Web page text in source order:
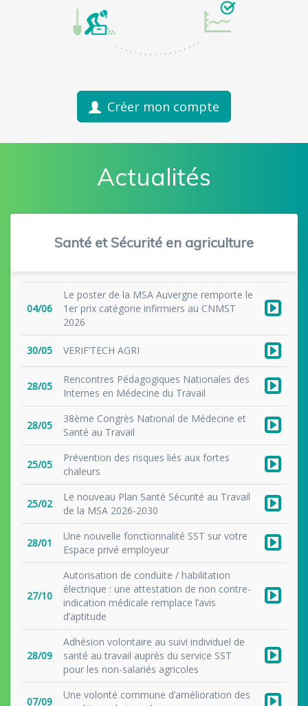
Créer mon compte
Actualités
Santé et Sécurité en agriculture
04/06
Le poster de la MSA Auvergne remporte le
1er prix catégorie infirmiers au CNMST
2026
30/05 VERIF’TECH AGRI
28/05
Rencontres Pédagogiques Nationales des
Internes en Médecine du Travail
28/05
38ème Congrès National de Médecine et
Santé au Travail
25/05
Prévention des risques liés aux fortes
chaleurs
25/02
Le nouveau Plan Santé Sécurité au Travail
de la MSA 2026-2030
28/01
Une nouvelle fonctionnalité SST sur votre
Espace privé employeur
27/10
Autorisation de conduite / habilitation
électrique : une attestation de non contre-
indication médicale remplace l’avis
d’aptitude
28/09
Adhésion volontaire au suivi individuel de
santé au travail auprès du service SST
pour les non-salariés agricoles
07/09
Une volonté commune d’amélioration des